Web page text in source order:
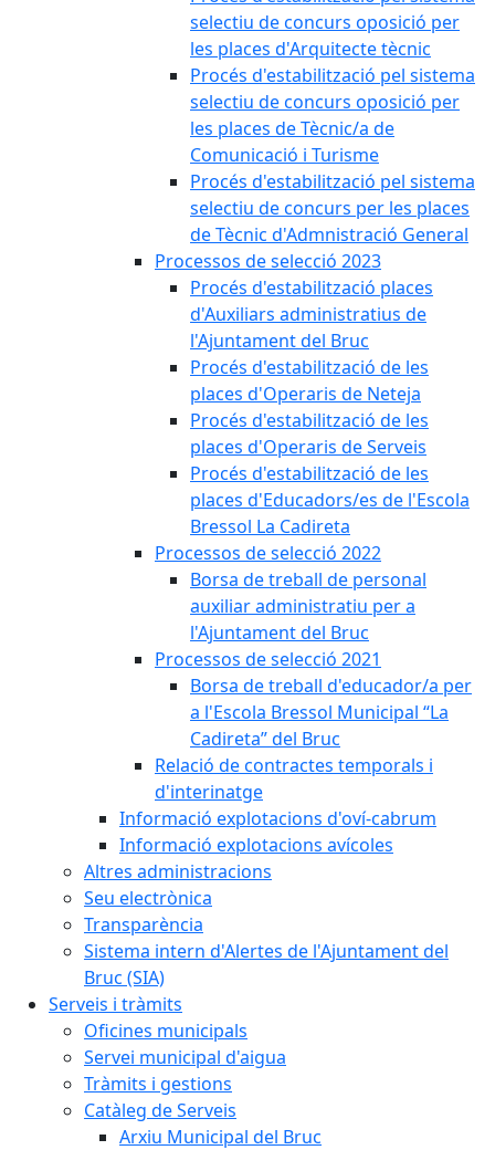
selectiu de concurs oposició per
les places d'Arquitecte tècnic
Procés d'estabilització pel sistema
selectiu de concurs oposició per
les places de Tècnic/a de
Comunicació i Turisme
Procés d'estabilització pel sistema
selectiu de concurs per les places
de Tècnic d'Admnistració General
Processos de selecció 2023
Procés d'estabilització places
d'Auxiliars administratius de
l'Ajuntament del Bruc
Procés d'estabilització de les
places d'Operaris de Neteja
Procés d'estabilització de les
places d'Operaris de Serveis
Procés d'estabilització de les
places d'Educadors/es de l'Escola
Bressol La Cadireta
Processos de selecció 2022
Borsa de treball de personal
auxiliar administratiu per a
l'Ajuntament del Bruc
Processos de selecció 2021
Borsa de treball d'educador/a per
a l'Escola Bressol Municipal “La
Cadireta” del Bruc
Relació de contractes temporals i
d'interinatge
Informació explotacions d'oví-cabrum
Informació explotacions avícoles
Altres administracions
Seu electrònica
Transparència
Sistema intern d'Alertes de l'Ajuntament del
Bruc (SIA)
Serveis i tràmits
Oficines municipals
Servei municipal d'aigua
Tràmits i gestions
Catàleg de Serveis
Arxiu Municipal del Bruc